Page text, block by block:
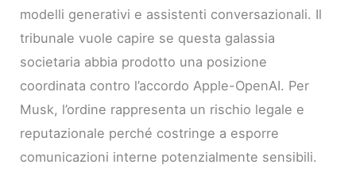
modelli generativi e assistenti conversazionali. Il
tribunale vuole capire se questa galassia
societaria abbia prodotto una posizione
coordinata contro l’accordo Apple-OpenAI. Per
Musk, l’ordine rappresenta un rischio legale e
reputazionale perché costringe a esporre
comunicazioni interne potenzialmente sensibili.